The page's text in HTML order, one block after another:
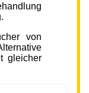
von
gleicher